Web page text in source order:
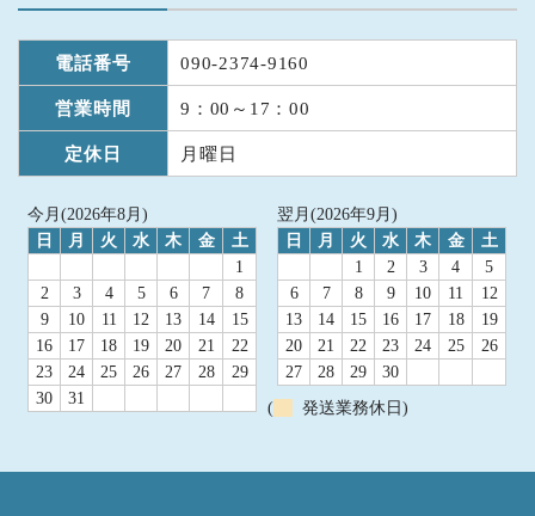
電話番号 090-2374-9160
営業時間 9：00～17：00
定休日 月曜日
今月(2026年8月)
日
月 火 水 木 金
土
1
2
3 4 5 6 7
8
9
10 11 12 13 14
15
16
17 18 19 20 21
22
23
24 25 26 27 28
29
30
31
翌月(2026年9月)
日
月 火 水 木 金
土
1
2 3 4
5
6
7 8 9 10 11
12
13
14 15 16 17 18
19
20
21 22 23 24 25
26
27
28 29 30
( 発送業務休日)